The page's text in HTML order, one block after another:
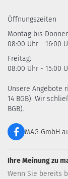
Öffnungszeiten
Montag bis
08:00 Uhr - 16:00
Freitag:
08:00 Uhr - 15:00
Unsere Angebote
14 BGB). Wir
BGB).
MAG GmbH
Ihre Meinung zu
Wenn Sie bereits